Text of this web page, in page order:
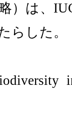
）は、
らした。